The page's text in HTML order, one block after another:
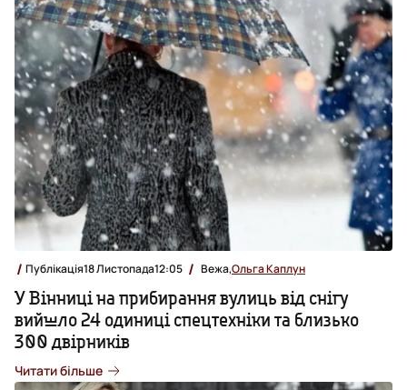
Публікація18 Листопада12:05 Вежа,Ольга Каплун
У Вінниці на прибирання вулиць від снігу
вийшло 24 одиниці спецтехніки та близько
300 двірників
Читати більше